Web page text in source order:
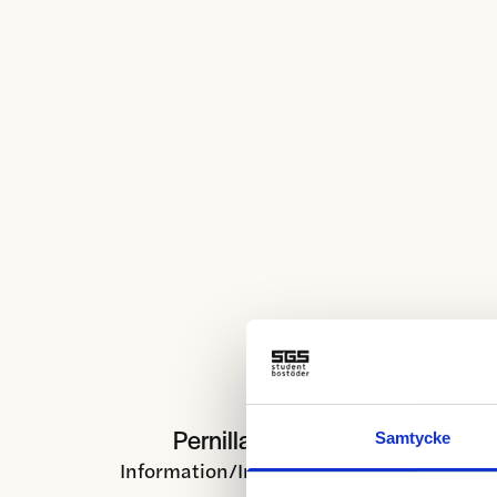
Samtycke
Pernilla Stålberg
Information/Innehåll/Funktion